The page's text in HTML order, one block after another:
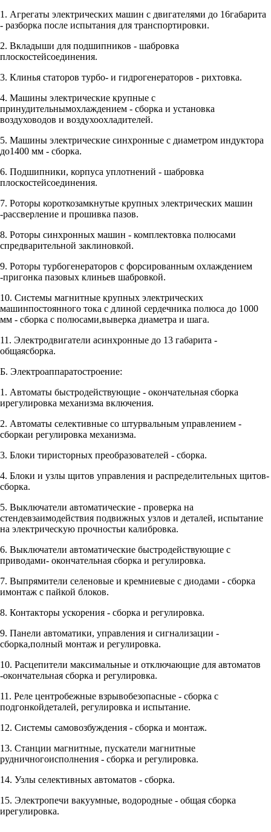
1. Агрегаты электрических машин с двигателями до 16габарита
- разборка после испытания для транспортировки.
2. Вкладыши для подшипников - шабровка
плоскостейсоединения.
3. Клинья статоров турбо- и гидрогенераторов - рихтовка.
4. Машины электрические крупные с
принудительнымохлаждением - сборка и установка
воздуховодов и воздухоохладителей.
5. Машины электрические синхронные с диаметром индуктора
до1400 мм - сборка.
6. Подшипники, корпуса уплотнений - шабровка
плоскостейсоединения.
7. Роторы короткозамкнутые крупных электрических машин
-рассверление и прошивка пазов.
8. Роторы синхронных машин - комплектовка полюсами
спредварительной заклиновкой.
9. Роторы турбогенераторов с форсированным охлаждением
-пригонка пазовых клиньев шабровкой.
10. Системы магнитные крупных электрических
машинпостоянного тока с длиной сердечника полюса до 1000
мм - сборка с полюсами,выверка диаметра и шага.
11. Электродвигатели асинхронные до 13 габарита -
общаясборка.
Б. Электроаппаратостроение:
1. Автоматы быстродействующие - окончательная сборка
ирегулировка механизма включения.
2. Автоматы селективные со штурвальным управлением -
сборкаи регулировка механизма.
3. Блоки тиристорных преобразователей - сборка.
4. Блоки и узлы щитов управления и распределительных щитов-
сборка.
5. Выключатели автоматические - проверка на
стендевзаимодействия подвижных узлов и деталей, испытание
на электрическую прочностьи калибровка.
6. Выключатели автоматические быстродействующие с
приводами- окончательная сборка и регулировка.
7. Выпрямители селеновые и кремниевые с диодами - сборка
имонтаж с пайкой блоков.
8. Контакторы ускорения - сборка и регулировка.
9. Панели автоматики, управления и сигнализации -
сборка,полный монтаж и регулировка.
10. Расцепители максимальные и отключающие для автоматов
-окончательная сборка и регулировка.
11. Реле центробежные взрывобезопасные - сборка с
подгонкойдеталей, регулировка и испытание.
12. Системы самовозбуждения - сборка и монтаж.
13. Станции магнитные, пускатели магнитные
рудничногоисполнения - сборка и регулировка.
14. Узлы селективных автоматов - сборка.
15. Электропечи вакуумные, водородные - общая сборка
ирегулировка.